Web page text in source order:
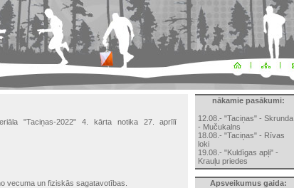
"Taciņas-2022" 4. kārta notika 27. aprīlī
vecuma un fiziskās sagatavotības.
nākamie pasākumi:
12.08.- "Taciņas" - Skrunda
- Mučukalns
18.08.- "Taciņas" - Rīvas
loki
19.08.- "Kuldīgas apļi" -
Krauļu priedes
Apsveikumus gaida: